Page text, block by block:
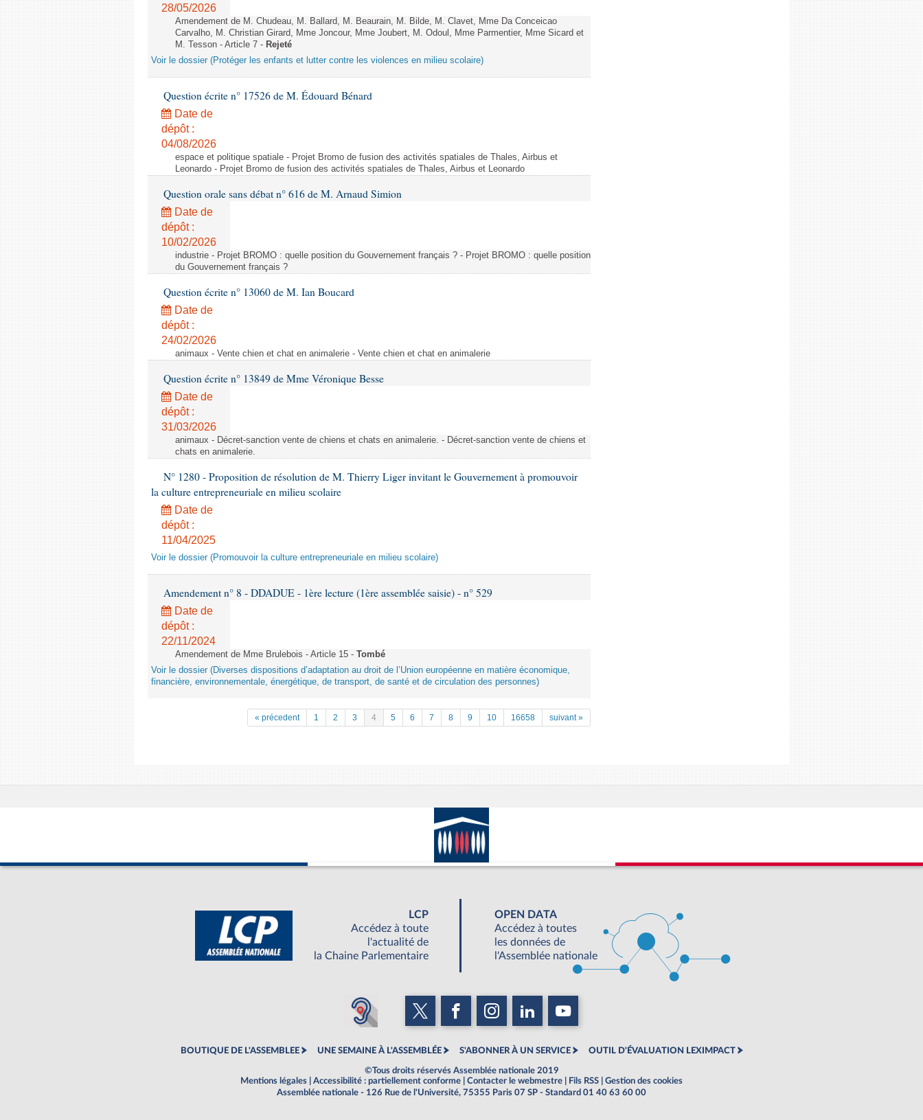
28/05/2026
Amendement de M. Chudeau, M. Ballard, M. Beaurain, M. Bilde, M. Clavet, Mme Da Conceicao
Carvalho, M. Christian Girard, Mme Joncour, Mme Joubert, M. Odoul, Mme Parmentier, Mme Sicard et
M. Tesson - Article 7 - Rejeté
Voir le dossier (Protéger les enfants et lutter contre les violences en milieu scolaire)
Question écrite n° 17526 de M. Édouard Bénard
Date de
dépôt :
04/08/2026
espace et politique spatiale - Projet Bromo de fusion des activités spatiales de Thales, Airbus et
Leonardo - Projet Bromo de fusion des activités spatiales de Thales, Airbus et Leonardo
Question orale sans débat n° 616 de M. Arnaud Simion
Date de
dépôt :
10/02/2026
industrie - Projet BROMO : quelle position du Gouvernement français ? - Projet BROMO : quelle position
du Gouvernement français ?
Question écrite n° 13060 de M. Ian Boucard
Date de
dépôt :
24/02/2026
animaux - Vente chien et chat en animalerie - Vente chien et chat en animalerie
Question écrite n° 13849 de Mme Véronique Besse
Date de
dépôt :
31/03/2026
animaux - Décret-sanction vente de chiens et chats en animalerie. - Décret-sanction vente de chiens et
chats en animalerie.
N° 1280 - Proposition de résolution de M. Thierry Liger invitant le Gouvernement à promouvoir
la culture entrepreneuriale en milieu scolaire
Date de
dépôt :
11/04/2025
Voir le dossier (Promouvoir la culture entrepreneuriale en milieu scolaire)
Amendement n° 8 - DDADUE - 1ère lecture (1ère assemblée saisie) - n° 529
Date de
dépôt :
22/11/2024
Amendement de Mme Brulebois - Article 15 - Tombé
Voir le dossier (Diverses dispositions d’adaptation au droit de l’Union européenne en matière économique,
financière, environnementale, énergétique, de transport, de santé et de circulation des personnes)
« précedent 1 2 3 4 5 6 7 8 9 10 16658 suivant »
LCP
Accédez à toute
l'actualité de
la Chaine Parlementaire
OPEN DATA
Accédez à toutes
les données de
l'Assemblée nationale
BOUTIQUE DE L'ASSEMBLEE UNE SEMAINE À L'ASSEMBLÉE S'ABONNER À UN SERVICE OUTIL D'ÉVALUATION LEXIMPACT
©Tous droits réservés Assemblée nationale 2019
Mentions légales
Accessibilité : partiellement conforme Contacter le webmestre Fils RSS
Gestion des cookies
Assemblée nationale - 126 Rue de l'Université, 75355 Paris 07 SP - Standard 01 40 63 60 00